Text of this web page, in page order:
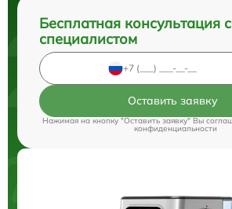
Бесплатная консультация
специалистом
Оставить заявку
Нажимая на кнопку "Оставить заявку" Вы
конфиденциальности